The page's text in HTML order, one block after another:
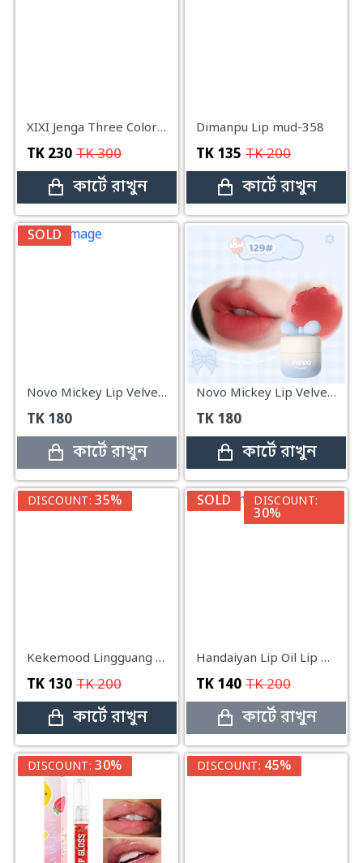
XIXI Jenga Three Color Lip Mud#01
TK 230 TK300
কার্টে রাখুন
Dimanpu Lip mud-358
TK 135 TK200
কার্টে রাখুন
SOLD
Novo Mickey Lip Velvet Mud Lipstick#720
TK 180
কার্টে রাখুন
Novo Mickey Lip Velvet Mud Lipstick#129
TK 180
কার্টে রাখুন
DISCOUNT: 35%
Kekemood Lingguang Lipstick
TK 130 TK200
কার্টে রাখুন
SOLD DISCOUNT:
30%
Handaiyan Lip Oil Lip Balm Moisturizing Transparent Lip Care Water Gloss Mirror Lip Gloss#kiwi
TK 140 TK200
কার্টে রাখুন
DISCOUNT: 30% DISCOUNT: 45%